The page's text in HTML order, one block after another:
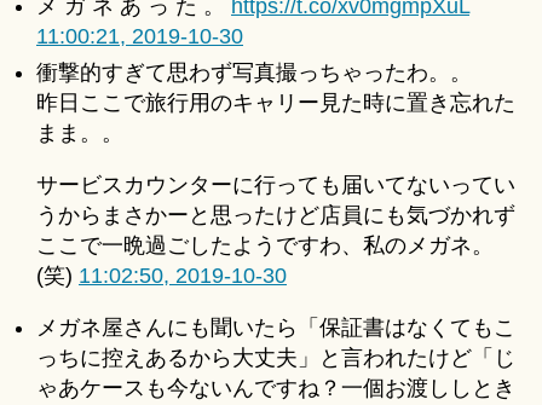
メ ガ ネ あ っ た 。 https://t.co/xv0mgmpXuL
11:00:21, 2019-10-30
衝撃的すぎて思わず写真撮っちゃったわ。。
昨日ここで旅行用のキャリー見た時に置き忘れた
まま。。
サービスカウンターに行っても届いてないってい
うからまさかーと思ったけど店員にも気づかれず
ここで一晩過ごしたようですわ、私のメガネ。
(笑) 11:02:50, 2019-10-30
メガネ屋さんにも聞いたら「保証書はなくてもこ
っちに控えあるから大丈夫」と言われたけど「じ
ゃあケースも今ないんですね？一個お渡ししとき